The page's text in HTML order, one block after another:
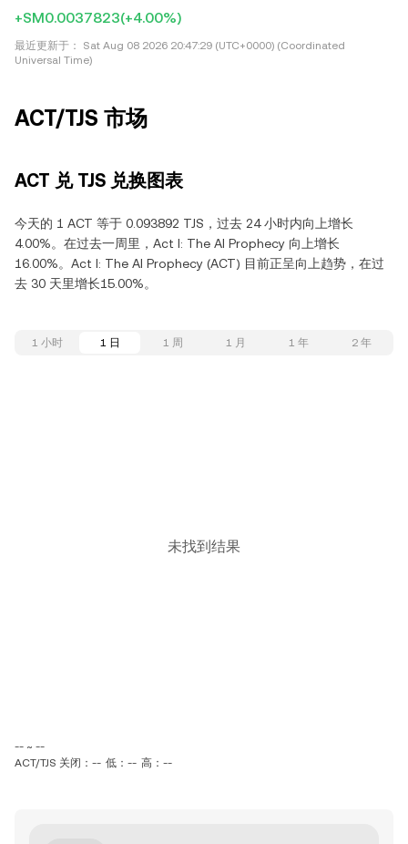
+SM0.0037823(+4.00%)
最近更新于：
Sat Aug 08 2026 20:47:29 (UTC+0000) (Coordinated
Universal Time)
ACT/TJS 市场
ACT 兑 TJS 兑换图表
今天的 1 ACT 等于 0.093892 TJS，过去 24 小时内向上增长
4.00%。在过去一周里，Act I: The AI Prophecy 向上增长
16.00%。Act I: The AI Prophecy (ACT) 目前正呈向上趋势，在过
去 30 天里增长15.00%。
1 小时 1 日 1 周 1 月 1 年 2 年
未找到结果
-- ~ --
ACT/TJS 关闭：-- 低：-- 高：--